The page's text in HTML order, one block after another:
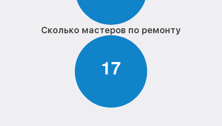
Сколько мастеров по ремонту
17